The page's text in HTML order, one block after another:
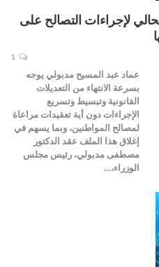
لإجراءات التصالح على
عماد عبد المسيح مدبولي يوجه
بسرعة الانتهاء من التعديلات
القانونية وتبسيط وتسريع
الإجراءات دون أية تعقيدات مراعاة
لمصالح المواطنين، وبما يسهم في
إغلاق هذا الملف عقد الدكتور
مصطفى مدبولي، رئيس مجلس
الوزراء،…